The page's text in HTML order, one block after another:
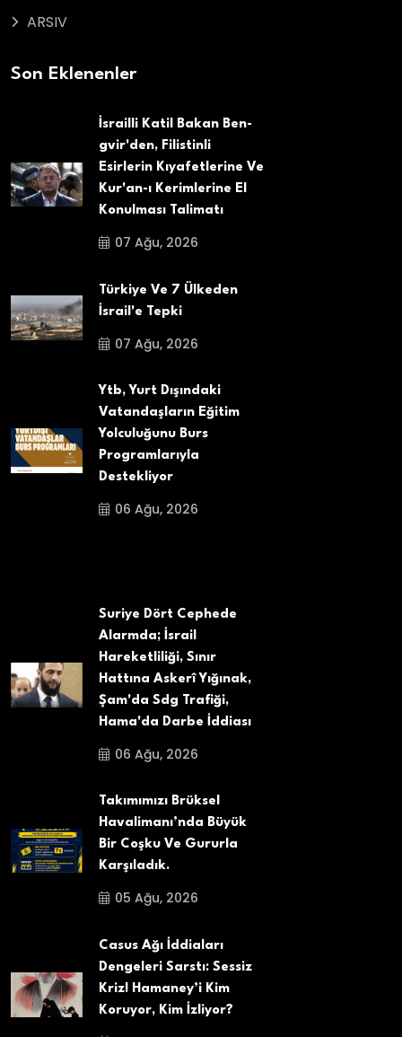
ARSIV
Son Eklenenler
İsrailli Katil Bakan Ben-
gvir'den, Filistinli
Esirlerin Kıyafetlerine Ve
Kur'an-ı Kerimlerine El
Konulması Talimatı
07 Ağu, 2026
Türkiye Ve 7 Ülkeden
İsrail'e Tepki
07 Ağu, 2026
Ytb, Yurt Dışındaki
Vatandaşların Eğitim
Yolculuğunu Burs
Programlarıyla
Destekliyor
06 Ağu, 2026
Suriye Dört Cephede
Alarmda; İsrail
Hareketliliği, Sınır
Hattına Askerî Yığınak,
Şam'da Sdg Trafiği,
Hama'da Darbe İddiası
06 Ağu, 2026
Takımımızı Brüksel
Havalimanı’nda Büyük
Bir Coşku Ve Gururla
Karşıladık.
05 Ağu, 2026
Casus Ağı İddiaları
Dengeleri Sarstı: Sessiz
Kriz! Hamaney’i Kim
Koruyor, Kim İzliyor?